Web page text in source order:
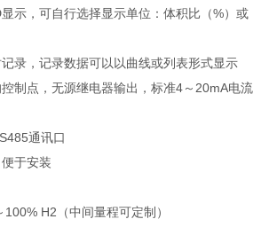
示，可自行选择显示单位：体积比（%）或
录，记录数据可以以曲线或列表形式显示
制点，无源继电器输出，标准4～20mA电流
通讯口
于安装
H2（中间量程可定制）